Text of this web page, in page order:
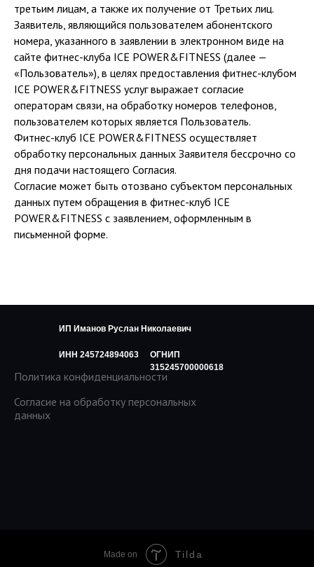
третьим лицам, а также их получение от Третьих лиц.
Заявитель, являющийся пользователем абонентского
номера, указанного в заявлении в электронном виде на
сайте фитнес-клуба ICE POWER&FITNESS (далее —
«Пользователь»), в целях предоставления фитнес-клубом
ICE POWER&FITNESS услуг выражает согласие
операторам связи, на обработку номеров телефонов,
пользователем которых является Пользователь.
Фитнес-клуб ICE POWER&FITNESS осуществляет
обработку персональных данных Заявителя бессрочно со
дня подачи настоящего Согласия.
Согласие может быть отозвано субъектом персональных
данных путем обращения в фитнес-клуб ICE
POWER&FITNESS с заявлением, оформленным в
письменной форме.
ИП Иманов Руслан Николаевич
ИНН 245724894063
ОГНИП
315245700000618
Политика конфиденциальности
Согласие на обработку персональных
данных
Made on Tilda